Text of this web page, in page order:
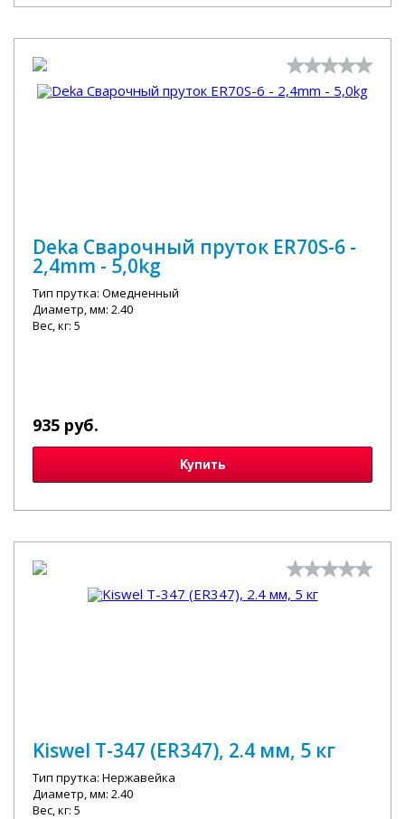
Deka Сварочный пруток ER70S-6 -
2,4mm - 5,0kg
Тип прутка: Омедненный
Диаметр, мм: 2.40
Вес, кг: 5
935 руб.
Купить
Kiswel T-347 (ER347), 2.4 мм, 5 кг
Тип прутка: Нержавейка
Диаметр, мм: 2.40
Вес, кг: 5